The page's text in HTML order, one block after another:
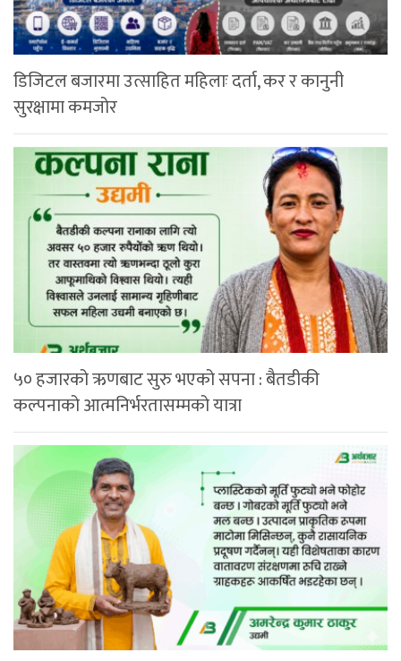
डिजिटल बजारमा उत्साहित महिलाः दर्ता, कर र कानुनी
सुरक्षामा कमजोर
५० हजारको ऋणबाट सुरु भएको सपना : बैतडीकी
कल्पनाको आत्मनिर्भरतासम्मको यात्रा